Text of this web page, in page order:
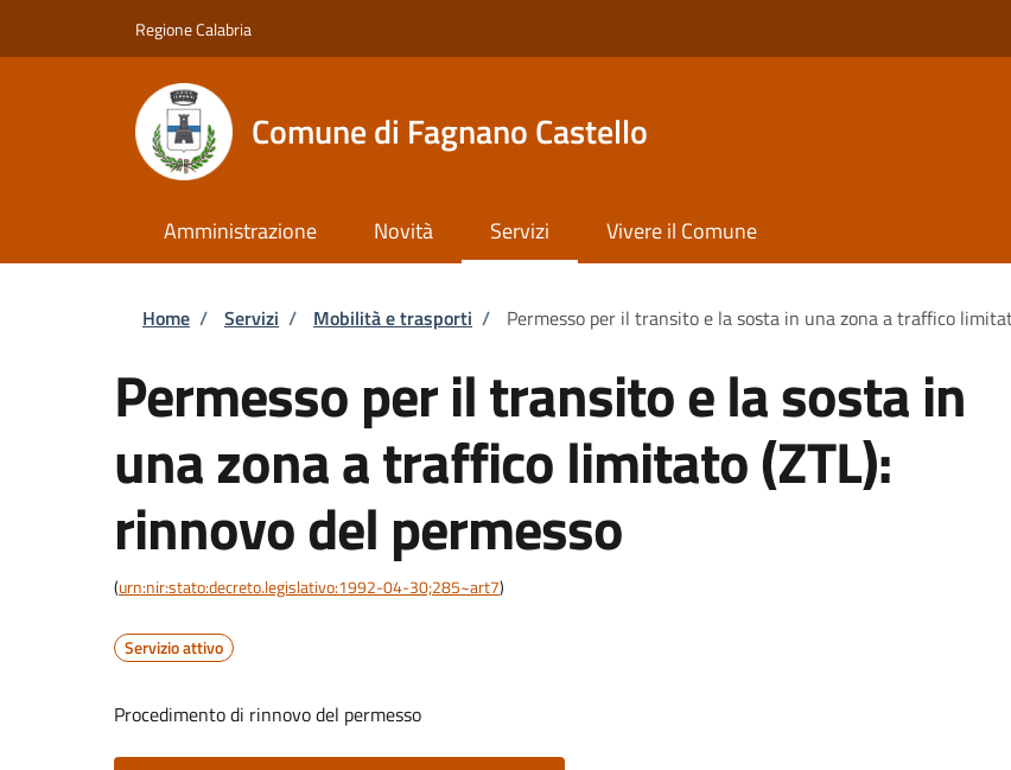
Regione Calabria
Comune di Fagnano Castello
Amministrazione Novità Servizi Vivere il Comune
Briciole di pane
Home / Servizi / Mobilità e trasporti / Permesso per il transito e la sosta in una zona a traffico
Permesso per il transito e la sosta in
una zona a traffico limitato (ZTL):
rinnovo del permesso
(urn:nir:stato:decreto.legislativo:1992-04-30;285~art7)
Servizio attivo
Procedimento di rinnovo del permesso